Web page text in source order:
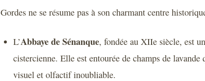
Gordes ne se résume pas à son charmant centre
L’Abbaye de Sénanque, fondée au XIIe siècle, est
cistercienne. Elle est entourée de champs de
visuel et olfactif inoubliable.